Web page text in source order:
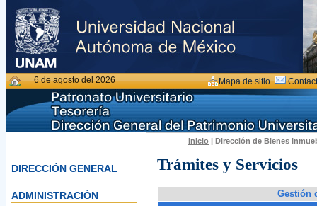
6 de agosto del 2026 Mapa de sitio
DIRECCIÓN GENERAL
ADMINISTRACIÓN
Inicio | Dirección de Bienes
Trámites y Servicios
Gestión